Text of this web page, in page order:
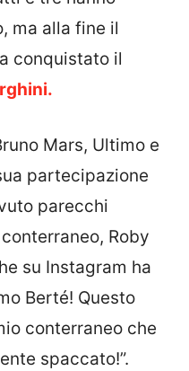
ma alla fine il
conquistato il
Mars, Ultimo e
partecipazione
parecchi
Roby
su Instagram ha
Berté! Questo
conterraneo che
spaccato!”.